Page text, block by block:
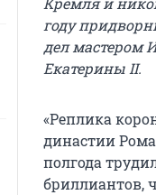
году
дел мастером
Екатерины II.
«Реплика
династии
полгода
бриллиантов,